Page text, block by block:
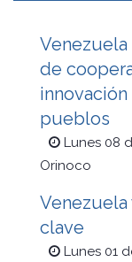
Venezuela
de
pueblos
Lunes 08
Orinoco
clave
Lunes 01